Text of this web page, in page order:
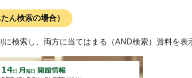
ん検索の場合）
検索し、両方に当てはまる（AND検索）資料を表